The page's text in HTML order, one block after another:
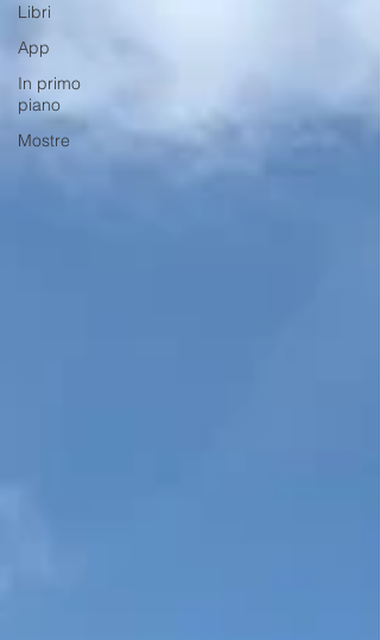
Libri
App
In primo
piano
Mostre